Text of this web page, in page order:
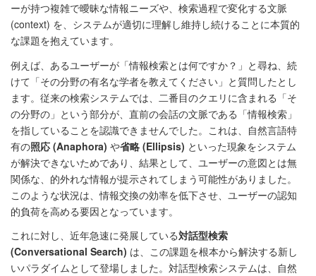
ーが持つ複雑で曖昧な情報ニーズや、検索過程で変化する文脈
(context) を、システムが適切に理解し維持し続けることに本質的
な課題を抱えています。
例えば、あるユーザーが「情報検索とは何ですか？」と尋ね、続
けて「その分野の有名な学者を教えてください」と質問したとし
ます。従来の検索システムでは、二番目のクエリに含まれる「そ
の分野の」という部分が、直前の会話の文脈である「情報検索」
を指していることを認識できませんでした。これは、自然言語特
有の照応 (Anaphora) や省略 (Ellipsis) といった現象をシステム
が解決できないためであり、結果として、ユーザーの意図とは無
関係な、的外れな情報が提示されてしまう可能性がありました。
このような状況は、情報交換の効率を低下させ、ユーザーの認知
的負荷を高める要因となっています。
これに対し、近年急速に発展している対話型検索
(Conversational Search) は、この課題を根本から解決する新し
いパラダイムとして登場しました。対話型検索システムは、自然